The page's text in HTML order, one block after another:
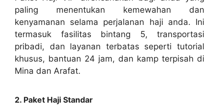
paling menentukan kemewahan dan
kenyamanan selama perjalanan haji anda. Ini
termasuk fasilitas bintang 5, transportasi
pribadi, dan layanan terbatas seperti tutorial
khusus, bantuan 24 jam, dan kamp terpisah di
Mina dan Arafat.
2. Paket Haji Standar